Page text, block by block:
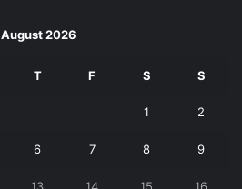
August 2026
T F S S
1 2
6 7 8 9
13 14 15 16